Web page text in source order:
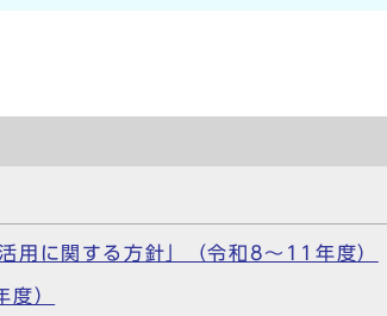
用に関する方針」（令和8～11年度）
度）